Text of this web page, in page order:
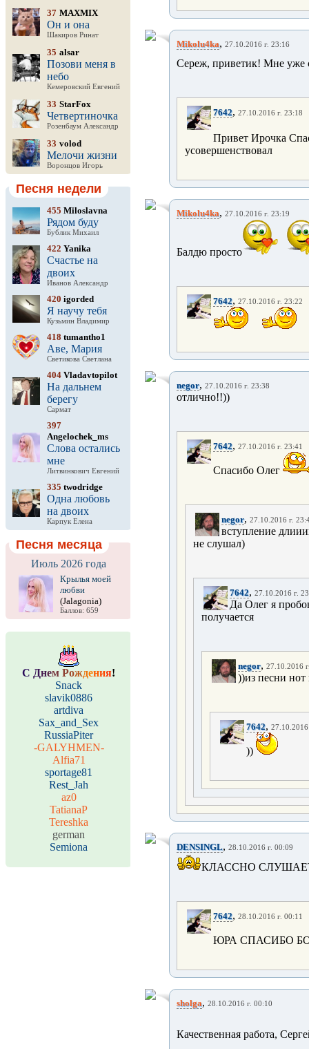
37 MAXMIX
Он и она
Шакиров Ринат
35 alsar
Позови меня в
небо
Кемеровский Евгений
33 StarFox
Четвертиночка
Розенбаум Александр
33 volod
Мелочи жизни
Воронцов Игорь
Песня недели
455 Miloslavna
Рядом буду
Бублик Михаил
422 Yanika
Счастье на
двоих
Иванов Александр
420 igorded
Я научу тебя
Кузьмин Владимир
418 tumantho1
Аве, Мария
Светикова Светлана
404 Vladavtopilot
На дальнем
берегу
Сармат
397
Angelochek_ms
Слова остались
мне
Литвинкович Евгений
335 twodridge
Одна любовь
на двоих
Карпук Елена
Песня месяца
Июль 2026 года
Крылья моей
любви
(Jalagonia)
Баллов: 659
С Днем Рождения!
Snack
slavik0886
artdiva
Sax_and_Sex
RussiaPiter
-GALYHMEN-
Alfia71
sportage81
Rest_Jah
az0
TatianaP
Tereshka
german
Semiona
Mikolu4ka, 27.10.2016 г. 23:16
Сереж, приветик! Мне уже
7642, 27.10.2016 г. 23:18
Привет Ирочка
усовершенствовал
Mikolu4ka, 27.10.2016 г. 23:19
Балдю просто
7642, 27.10.2016 г. 23:22
negor, 27.10.2016 г. 23:38
отлично!!))
7642, 27.10.2016 г. 23:41
Спасибо Олег
negor, 27.10.2016 г.
вступление
не слушал)
7642, 27.10.2016 г.
Да Олег я
получается
negor, 27.10.2016
))из песни
7642,
))
DENSINGL, 28.10.2016 г. 00:09
КЛАССНО
7642, 28.10.2016 г. 00:11
ЮРА СПАСИБО
sholga, 28.10.2016 г. 00:10
Качественная работа,